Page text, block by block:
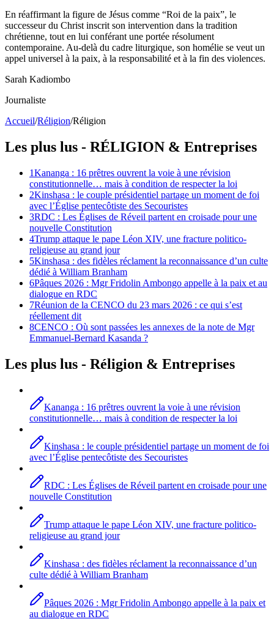
En réaffirmant la figure de Jésus comme “Roi de la paix”, le
successeur du Christ inscrit son intervention dans la tradition
chrétienne, tout en lui conférant une portée résolument
contemporaine. Au-delà du cadre liturgique, son homélie se veut un
appel universel à la paix, à la responsabilité et à la fin des violences.
Sarah Kadiombo
Journaliste
Accueil/Réligion/Réligion
Les plus lus - RÉLIGION & Entreprises
1Kananga : 16 prêtres ouvrent la voie à une révision
constitutionnelle… mais à condition de respecter la loi
2Kinshasa : le couple présidentiel partage un moment de foi
avec l’Église pentecôtiste des Secouristes
3RDC : Les Églises de Réveil partent en croisade pour une
nouvelle Constitution
4Trump attaque le pape Léon XIV, une fracture politico-
religieuse au grand jour
5Kinshasa : des fidèles réclament la reconnaissance d’un culte
dédié à William Branham
6Pâques 2026 : Mgr Fridolin Ambongo appelle à la paix et au
dialogue en RDC
7Réunion de la CENCO du 23 mars 2026 : ce qui s’est
réellement dit
8CENCO : Où sont passées les annexes de la note de Mgr
Emmanuel-Bernard Kasanda ?
Les plus lus - Réligion & Entreprises
Kananga : 16 prêtres ouvrent la voie à une révision
constitutionnelle… mais à condition de respecter la loi
Kinshasa : le couple présidentiel partage un moment de foi
avec l’Église pentecôtiste des Secouristes
RDC : Les Églises de Réveil partent en croisade pour une
nouvelle Constitution
Trump attaque le pape Léon XIV, une fracture politico-
religieuse au grand jour
Kinshasa : des fidèles réclament la reconnaissance d’un
culte dédié à William Branham
Pâques 2026 : Mgr Fridolin Ambongo appelle à la paix et
au dialogue en RDC